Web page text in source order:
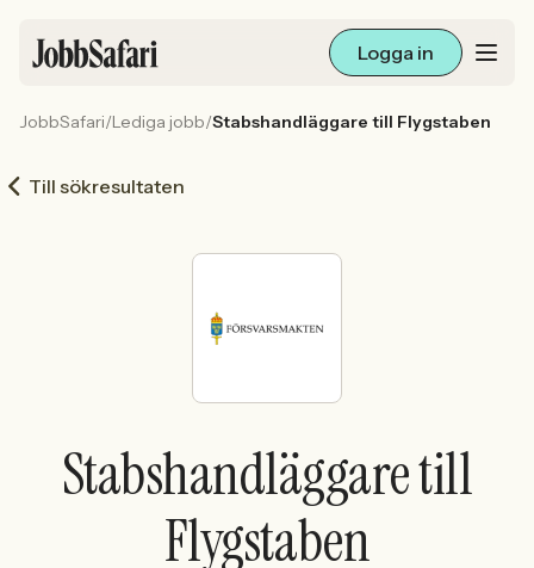
Logga in
Arbetsliv och karriär
För arbetsgivare
Sök med AI
Ny här? Skapa konto
JobbSafari/Lediga jobb/Stabshandläggare till Flygstaben
Till sökresultaten
Stabshandläggare till
Flygstaben